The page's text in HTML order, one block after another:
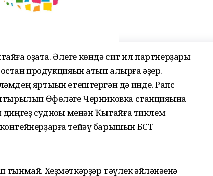
оҙата. Әлеге көндә сит ил партнерҙары
продукцияһын һатып алырға әҙер.
яртыһын етештергән дә инде. Рапс
Өфөләге Черниковка станцияһына
судноһы менән Ҡытайға тиклем
тейәү барышын БСТ
Хеҙмәткәрҙәр тәүлек әйләнәһенә